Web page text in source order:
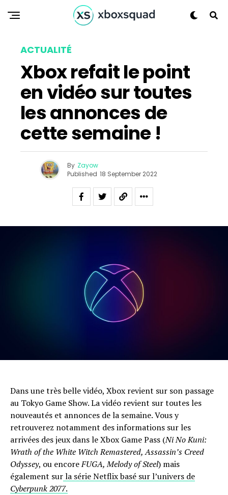
ACTUALITÉ
Xbox refait le point
en vidéo sur toutes
les annonces de
cette semaine !
By Zayow
Published 18 September 2022
Dans une très belle vidéo, Xbox revient sur son passage
au Tokyo Game Show. La vidéo revient sur toutes les
nouveautés et annonces de la semaine. Vous y
retrouverez notamment des informations sur les
arrivées des jeux dans le Xbox Game Pass (Ni No Kuni:
Wrath of the White Witch Remastered, Assassin’s Creed
Odyssey, ou encoreFUGA, Melody of Steel) mais
également surla série Netflix basé sur l’univers de
Cyberpunk 2077.